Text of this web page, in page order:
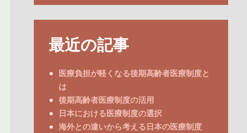
最近の記事
医療負担が軽くなる後期高齢者医療制度と
は
後期高齢者医療制度の活用
日本における医療制度の選択
海外との違いから考える日本の医療制度